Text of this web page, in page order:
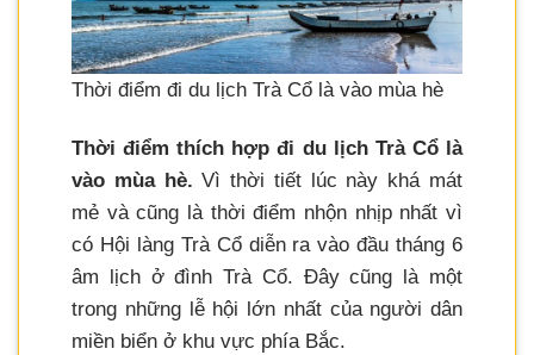
Thời điểm đi du lịch Trà Cổ là vào mùa hè
Thời điểm thích hợp đi du lịch Trà Cổ là
vào mùa hè. Vì thời tiết lúc này khá mát
mẻ và cũng là thời điểm nhộn nhịp nhất vì
có Hội làng Trà Cổ diễn ra vào đầu tháng 6
âm lịch ở đình Trà Cổ. Đây cũng là một
trong những lễ hội lớn nhất của người dân
miền biển ở khu vực phía Bắc.